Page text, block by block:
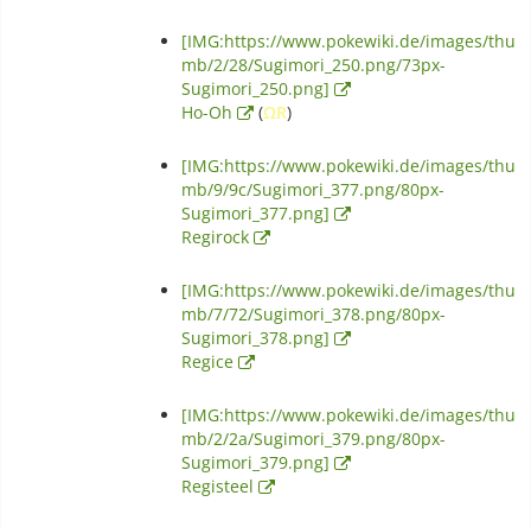
[IMG:https://www.pokewiki.de/images/thu
mb/2/28/Sugimori_250.png/73px-
Sugimori_250.png]
Ho-Oh
(ΩR)
[IMG:https://www.pokewiki.de/images/thu
mb/9/9c/Sugimori_377.png/80px-
Sugimori_377.png]
Regirock
[IMG:https://www.pokewiki.de/images/thu
mb/7/72/Sugimori_378.png/80px-
Sugimori_378.png]
Regice
[IMG:https://www.pokewiki.de/images/thu
mb/2/2a/Sugimori_379.png/80px-
Sugimori_379.png]
Registeel